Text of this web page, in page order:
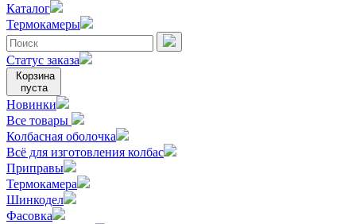
Каталог
Термокамеры
Статус заказа
Корзина
пуста
Новинки
Все товары
Колбасная оболочка
Всё для изготовления колбас
Приправы
Термокамера
Шинкодел
Фасовка